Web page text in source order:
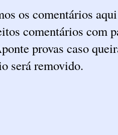
os comentários
comentários com
provas caso
será removido.